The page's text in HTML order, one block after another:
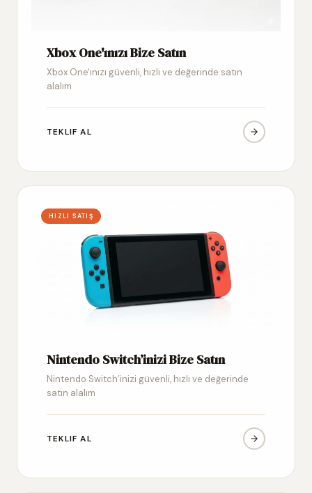
Xbox One'ınızı Bize Satın
Xbox One'ınızı güvenli, hızlı ve değerinde satın
alalım
TEKLIF AL
HIZLI SATIŞ
Nintendo Switch’inizi Bize Satın
Nintendo Switch’inizi güvenli, hızlı ve değerinde
satın alalım
TEKLIF AL